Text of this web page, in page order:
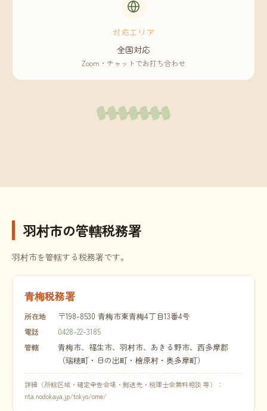
対応エリア
全国対応
Zoom・チャットでお打ち合わせ
羽村市の管轄税務署
羽村市を管轄する税務署です。
青梅税務署
所在地 〒198-8530 青梅市東青梅4丁目13番4号
電話 0428-22-3185
管轄
青梅市、福生市、羽村市、あきる野市、西多摩郡
（瑞穂町・日の出町・檜原村・奥多摩町）
詳細（所轄区域・確定申告会場・郵送先・税理士会無料相談 等）：
nta.nodokaya.jp/tokyo/ome/